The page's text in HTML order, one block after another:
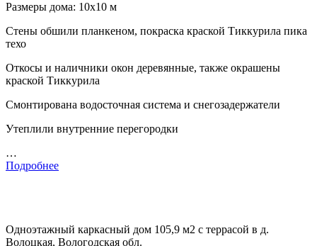
Размеры дома: 10х10 м
Стены обшили планкеном, покраска краской Тиккурила пика
техо
Откосы и наличники окон деревянные, также окрашены
краской Тиккурила
Смонтирована водосточная система и снегозадержатели
Утеплили внутренние перегородки
…
Подробнее
Одноэтажный каркасный дом 105,9 м2 с террасой в д.
Волоцкая, Вологодская обл.